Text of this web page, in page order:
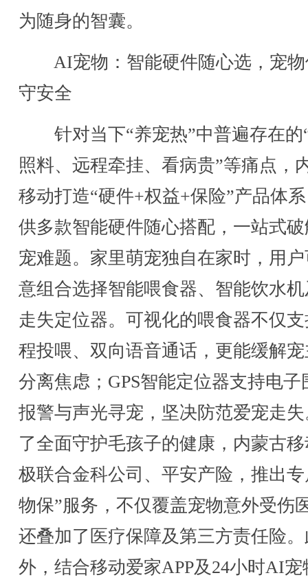
为随身的智囊。
AI宠物：智能硬件随心选，宠物
守安全
针对当下“养宠热”中普遍存在的
照料、远程牵挂、看病贵”等痛点，
移动打造“硬件+权益+保险”产品体
供多款智能硬件随心搭配，一站式
宠难题。家里萌宠独自在家时，用
意组合选择智能喂食器、智能饮水
走失定位器。可视化的喂食器不仅
程投喂、双向语音通话，更能缓解
分离焦虑；GPS智能定位器支持电子
报警与声光寻宠，坚决防范爱宠走
了全面守护毛孩子的健康，内蒙古
极联合金科公司、平安产险，推出专
物保”服务，不仅覆盖宠物意外受伤
还叠加了医疗保障及第三方责任险
外，结合移动爱家APP及24小时AI宠